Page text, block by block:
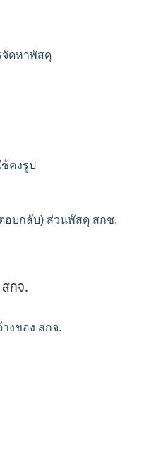
จัดหาพัสดุ
คงรูป
อบกลับ) ส่วนพัสดุ สกช.
กจ.
งของ สกจ.